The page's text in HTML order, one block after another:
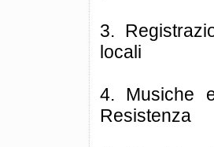
3.
locali
4. Musiche
Resistenza